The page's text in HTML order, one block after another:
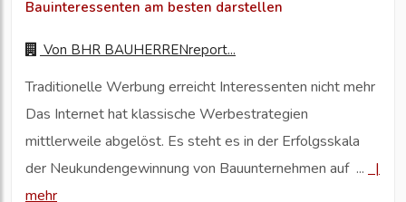
Bauinteressenten am besten darstellen
Von BHR BAUHERRENreport...
Traditionelle Werbung erreicht Interessenten nicht mehr
Das Internet hat klassische Werbestrategien
mittlerweile abgelöst. Es steht es in der Erfolgsskala
der Neukundengewinnung von Bauunternehmen auf ...
|
mehr